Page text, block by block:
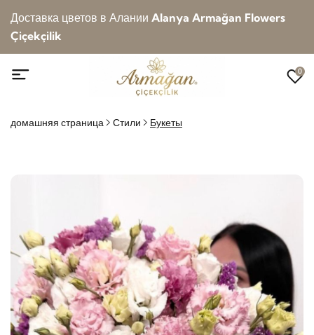
Доставка цветов в Алании Alanya Armağan Flowers
Çiçekçilik
0
домашняя страница Стили Букеты